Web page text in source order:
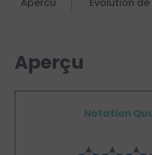
Aperçu
Notation